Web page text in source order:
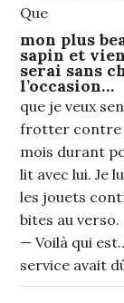
Que
mon plus
sapin et
serai sans
l’occasion…
que je veux
frotter contre
mois durant
lit avec lui. Je
les jouets
bites au verso.
— Voilà qui
service avait